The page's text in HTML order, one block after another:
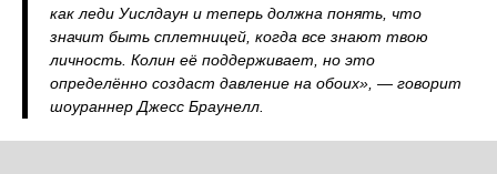
как леди Уислдаун и теперь должна понять, что
значит быть сплетницей, когда все знают твою
личность. Колин её поддерживает, но это
определённо создаст давление на обоих», — говорит
шоураннер Джесс Браунелл.